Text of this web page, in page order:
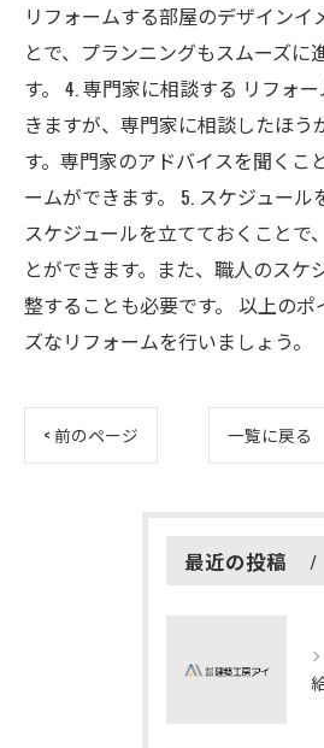
リフォームする部屋のデザインイ
とで、プランニングもスムーズに
す。 4. 専門家に相談する リフォ
きますが、専門家に相談したほう
す。専門家のアドバイスを聞くこ
ームができます。 5. スケジュー
スケジュールを立てておくことで
とができます。また、職人のスケ
整することも必要です。 以上の
ズなリフォームを行いましょう。
< 前のページ 一覧に戻る
最近の投稿